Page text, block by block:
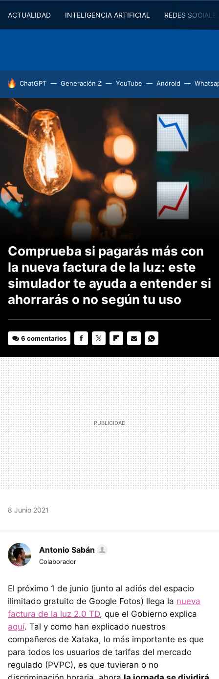
ACTUALIDAD INTELIGENCIA ARTIFICIAL REDES
HOY SE HABLA DE
ChatGPT Generación Z YouTube Android
Comprueba si pagarás más con
la nueva factura de la luz: este
simulador te ayuda a entender si
ahorrarás o no según tu uso
6 comentarios
MAIL
8 Junio 2021
Antonio Sabán
Colaborador
El próximo 1 de junio (junto al adiós del espacio
ilimitado gratuito de Google Fotos) llega la nueva
factura de la luz 2.0 TD, que el Gobierno explica
aquí. Tal y como han explicado nuestros
compañeros de Xataka, lo más importante es que
para todos los usuarios de tarifas del mercado
regulado (PVPC), es que tuvieran o no